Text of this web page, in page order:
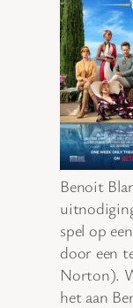
Benoit
spel op
door een
Norton).
het aan